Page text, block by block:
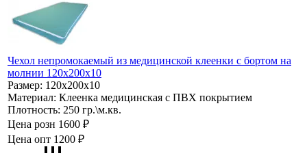
Чехол непромокаемый из медицинской клеенки с бортом на
молнии 120х200х10
Размер: 120х200х10
Материал: Клеенка медицинская с ПВХ покрытием
Плотность: 250 гр.\м.кв.
Цена розн 1600 ₽
Цена опт 1200 ₽